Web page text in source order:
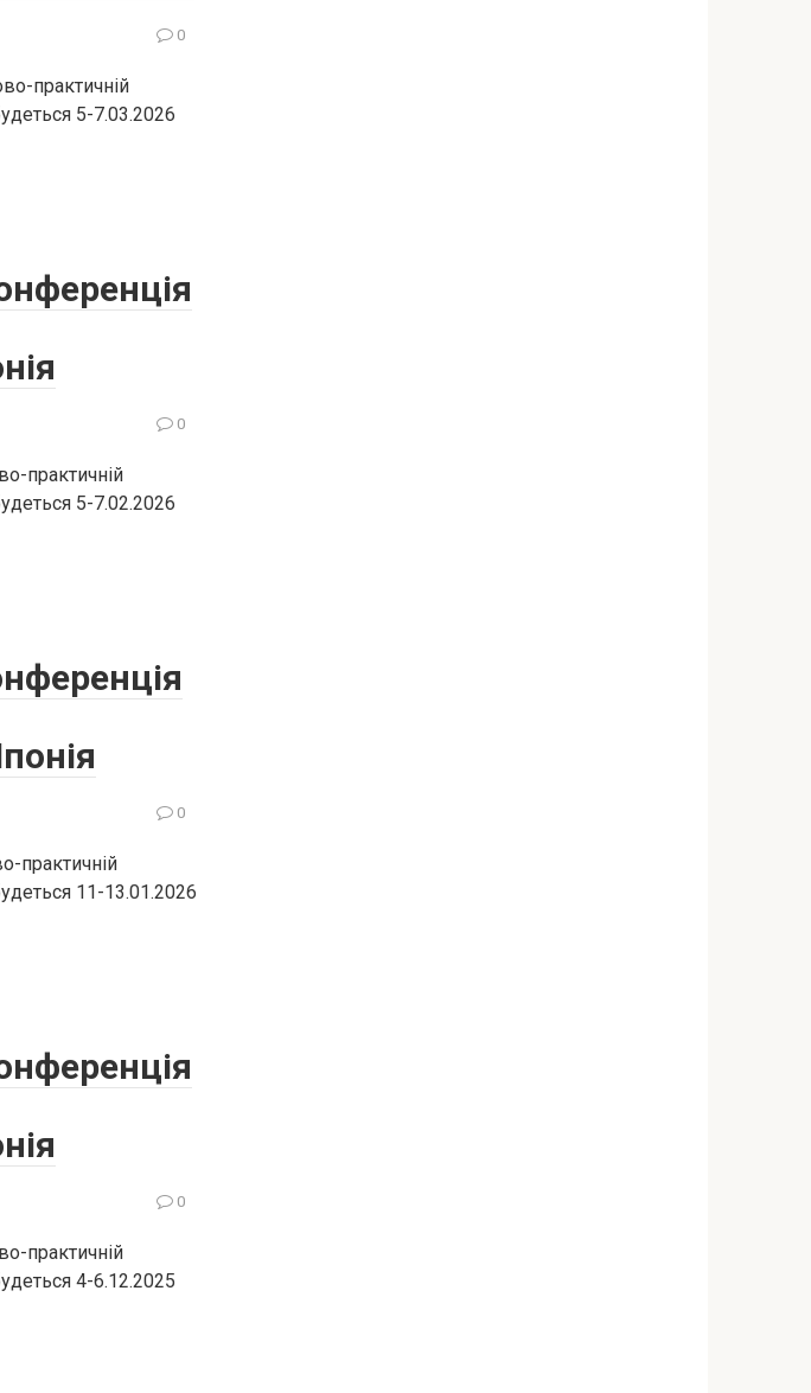
0
практичній
5-7.03.2026
0
практичній
5-7.02.2026
0
практичній
11-13.01.2026
0
практичній
4-6.12.2025